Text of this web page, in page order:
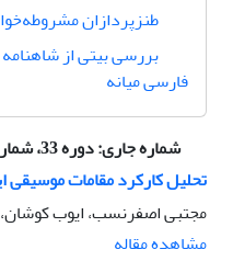
طنزپردازان
بررسی بیتی از
فارسی میانه
شماره جاری:دوره 33، شماره 99، مهر 1404
تحلیل کارکرد مقامات موسیقی
مجتبی اصفرنسب، ایوب
مشاهده مقاله